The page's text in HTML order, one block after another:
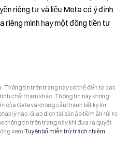
riêng tư và liệu Meta có ý định
riêng mình hay một đồng tiền tư
Thông tin trên trang này có thể đến từ các
chất tham khảo. Thông tin này không
của Gate và không cấu thành bất kỳ lời
lý nào. Giao dịch tài sản ảo tiềm ẩn rủi ro
thông tin trên trang này khi đưa ra quyết
xem Tuyên bố miễn trừ trách nhiệm.